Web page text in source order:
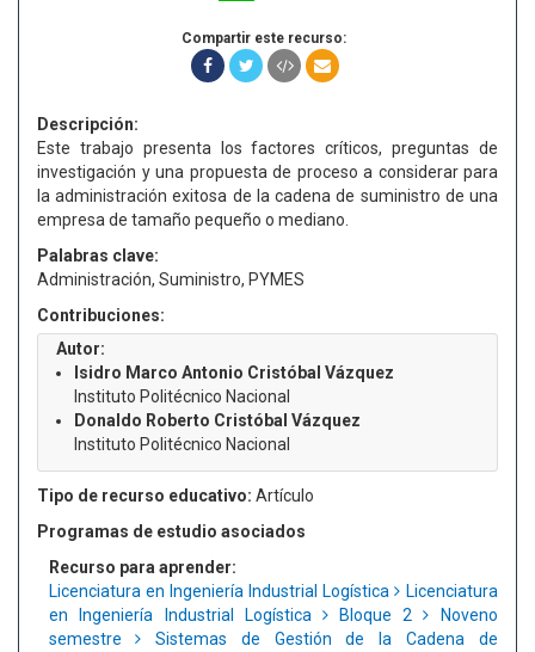
Compartir este recurso:
Descripción:
Este trabajo presenta los factores críticos, preguntas de
investigación y una propuesta de proceso a considerar para
la administración exitosa de la cadena de suministro de una
empresa de tamaño pequeño o mediano.
Palabras clave:
Administración, Suministro, PYMES
Contribuciones:
Autor:
Isidro Marco Antonio Cristóbal Vázquez
Instituto Politécnico Nacional
Donaldo Roberto Cristóbal Vázquez
Instituto Politécnico Nacional
Tipo de recurso educativo: Artículo
Programas de estudio asociados
Recurso para aprender:
Licenciatura en Ingeniería Industrial Logística
Licenciatura
en Ingeniería Industrial Logística
Bloque 2
Noveno
semestre
Sistemas de Gestión de la Cadena de